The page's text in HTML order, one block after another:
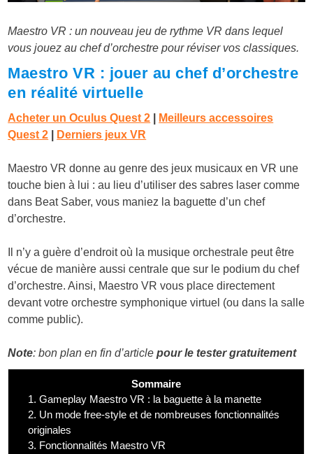
Maestro VR : un nouveau jeu de rythme VR dans lequel
vous jouez au chef d’orchestre pour réviser vos classiques.
Maestro VR : jouer au chef d’orchestre
en réalité virtuelle
Acheter un Oculus Quest 2
Meilleurs accessoires
Quest 2
Derniers jeux VR
Maestro VR donne au genre des jeux musicaux en VR une
touche bien à lui : au lieu d’utiliser des sabres laser comme
dans Beat Saber, vous maniez la baguette d’un chef
d’orchestre.
Il n’y a guère d’endroit où la musique orchestrale peut être
vécue de manière aussi centrale que sur le podium du chef
d’orchestre. Ainsi, Maestro VR vous place directement
devant votre orchestre symphonique virtuel (ou dans la salle
comme public).
Note: bon plan en fin d’articlepour le tester gratuitement
Sommaire
1. Gameplay Maestro VR : la baguette à la manette
2. Un mode free-style et de nombreuses fonctionnalités
originales
3. Fonctionnalités Maestro VR